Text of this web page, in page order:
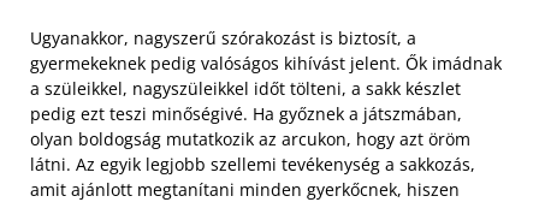
Ugyanakkor, nagyszerű szórakozást is biztosít, a
gyermekeknek pedig valóságos kihívást jelent. Ők imádnak
a szüleikkel, nagyszüleikkel időt tölteni, a sakk készlet
pedig ezt teszi minőségivé. Ha győznek a játszmában,
olyan boldogság mutatkozik az arcukon, hogy azt öröm
látni. Az egyik legjobb szellemi tevékenység a sakkozás,
amit ajánlott megtanítani minden gyerkőcnek, hiszen